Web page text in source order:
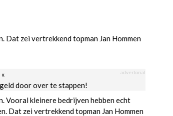
Dat zei vertrekkend topman Jan Hommen
« advertorial
door over te stappen!
Vooral kleinere bedrijven hebben echt
Dat zei vertrekkend topman Jan Hommen